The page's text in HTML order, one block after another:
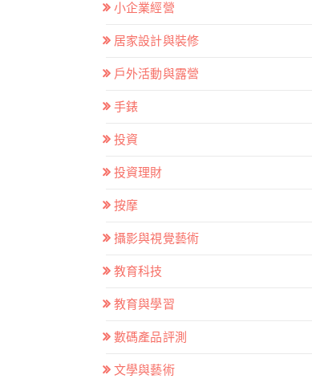
小企業經營
居家設計與裝修
戶外活動與露營
手錶
投資
投資理財
按摩
攝影與視覺藝術
教育科技
教育與學習
數碼產品評測
文學與藝術